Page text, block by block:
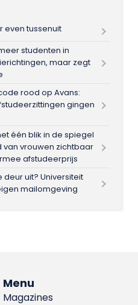
even tussenuit
studenten in
maar zegt
rood op Avans:
gingen
één blik in de spiegel
van vrouwen zichtbaar
afstudeerprijs
deur uit? Universiteit
mailomgeving
Menu
Magazines